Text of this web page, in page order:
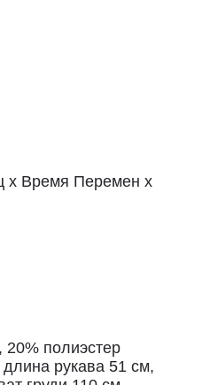
х Время Перемен х
полиэстер
рукава 51 см,